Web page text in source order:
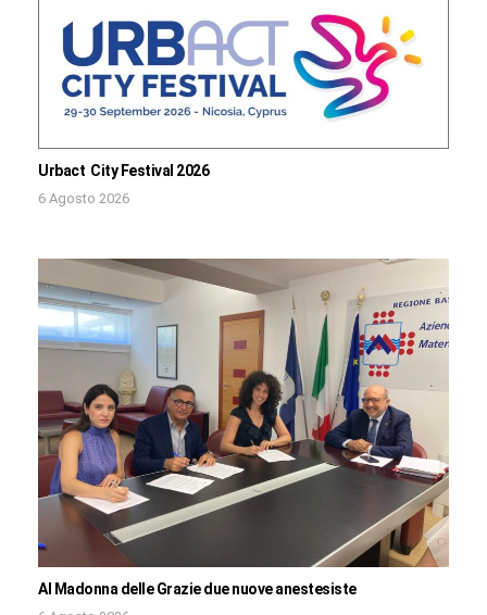
Urbact City Festival 2026
6 Agosto 2026
Al Madonna delle Grazie due nuove anestesiste